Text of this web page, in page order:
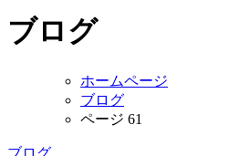
ブログ
ホームページ
ブログ
ページ 61
ブログ